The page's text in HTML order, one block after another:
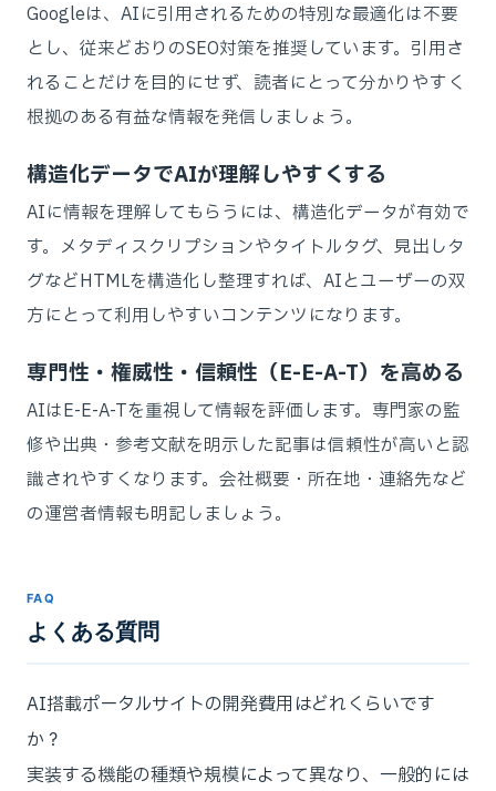
Googleは、AIに引用されるための特別な最適化は不要
とし、従来どおりのSEO対策を推奨しています。引用さ
れることだけを目的にせず、読者にとって分かりやすく
根拠のある有益な情報を発信しましょう。
構造化データでAIが理解しやすくする
AIに情報を理解してもらうには、構造化データが有効で
す。メタディスクリプションやタイトルタグ、見出しタ
グなどHTMLを構造化し整理すれば、AIとユーザーの双
方にとって利用しやすいコンテンツになります。
専門性・権威性・信頼性（E-E-A-T）を高める
AIはE-E-A-Tを重視して情報を評価します。専門家の監
修や出典・参考文献を明示した記事は信頼性が高いと認
識されやすくなります。会社概要・所在地・連絡先など
の運営者情報も明記しましょう。
FAQ
よくある質問
AI搭載ポータルサイトの開発費用はどれくらいです
か？
実装する機能の種類や規模によって異なり、一般的には